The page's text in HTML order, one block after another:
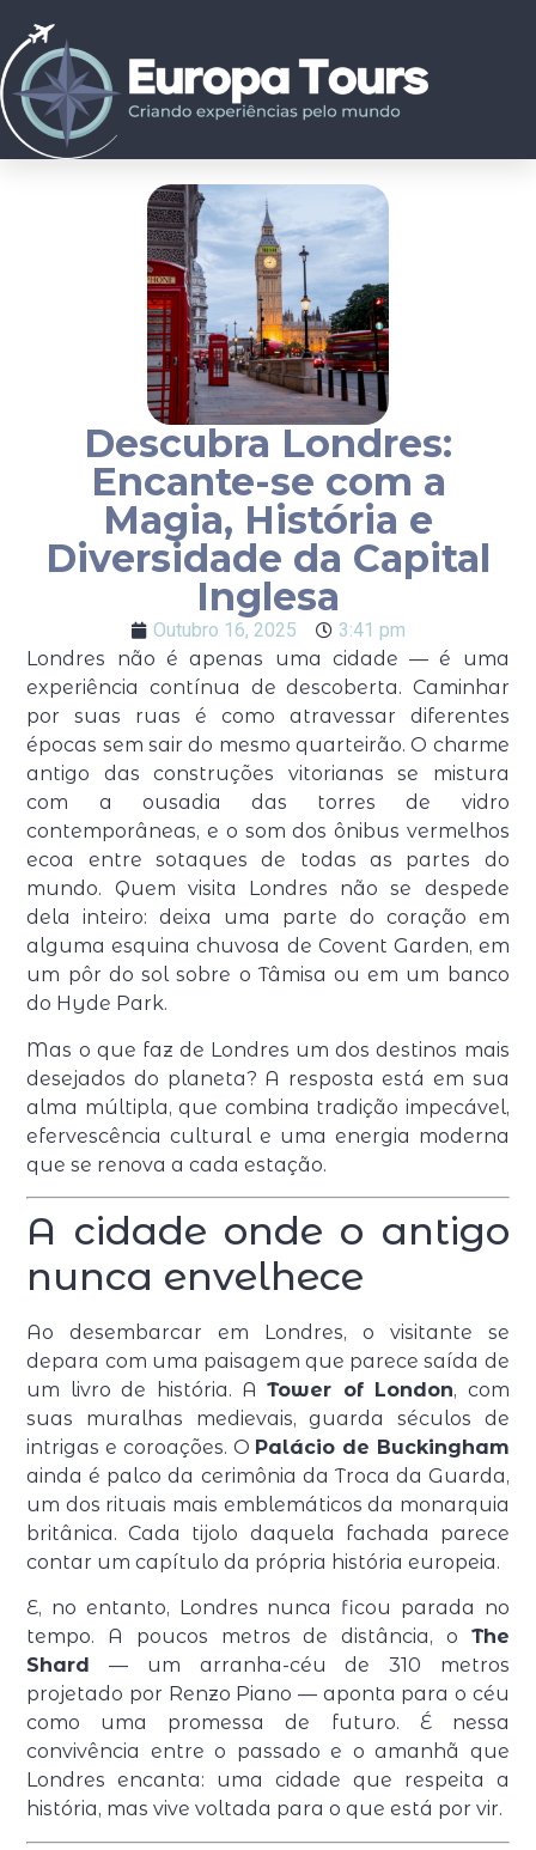
Descubra Londres:
Encante-se com a
Magia, História e
Diversidade da Capital
Inglesa
Outubro 16, 2025
3:41 pm
Londres não é apenas uma cidade — é uma
experiência contínua de descoberta. Caminhar
por suas ruas é como atravessar diferentes
épocas sem sair do mesmo quarteirão. O charme
antigo das construções vitorianas se mistura
com a ousadia das torres de vidro
contemporâneas, e o som dos ônibus vermelhos
ecoa entre sotaques de todas as partes do
mundo. Quem visita Londres não se despede
dela inteiro: deixa uma parte do coração em
alguma esquina chuvosa de Covent Garden, em
um pôr do sol sobre o Tâmisa ou em um banco
do Hyde Park.
Mas o que faz de Londres um dos destinos mais
desejados do planeta? A resposta está em sua
alma múltipla, que combina tradição impecável,
efervescência cultural e uma energia moderna
que se renova a cada estação.
A cidade onde o antigo
nunca envelhece
Ao desembarcar em Londres, o visitante se
depara com uma paisagem que parece saída de
um livro de história. ATower of London, com
suas muralhas medievais, guarda séculos de
intrigas e coroações. O Palácio de Buckingham
ainda é palco da cerimônia da Troca da Guarda,
um dos rituais mais emblemáticos da monarquia
britânica. Cada tijolo daquela fachada parece
contar um capítulo da própria história europeia.
E, no entanto, Londres nunca ficou parada no
tempo. A poucos metros de distância, o The
Shard
— um arranha-céu de 310 metros
projetado por Renzo Piano — aponta para o céu
como uma promessa de futuro. É nessa
convivência entre o passado e o amanhã que
Londres encanta: uma cidade que respeita a
história, mas vive voltada para o que está por vir.